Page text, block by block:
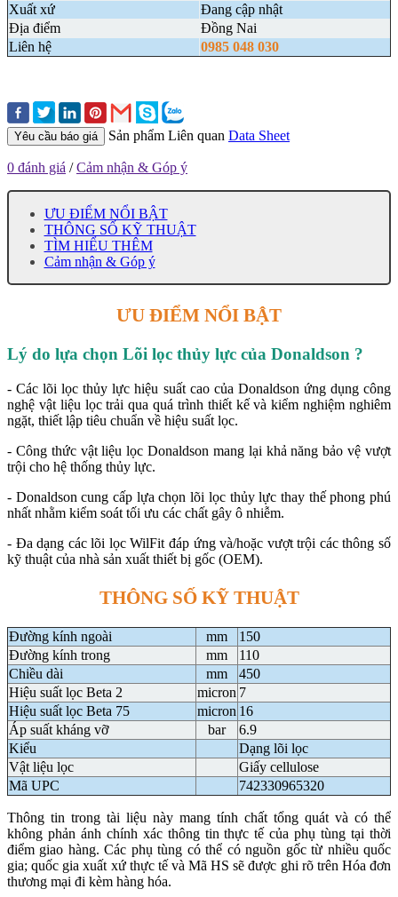
Xuất xứ
Đang cập nhật
Địa điểm
Đồng Nai
Liên hệ
0985 048 030
Yêu cầu báo giá Sản phẩm Liên quan Data Sheet
0 đánh giá /Cảm nhận & Góp ý
ƯU ĐIỂM NỔI BẬT
THÔNG SỐ KỸ THUẬT
TÌM HIỂU THÊM
Cảm nhận & Góp ý
ƯU ĐIỂM NỔI BẬT
Lý do lựa chọn Lõi lọc thủy lực của Donaldson ?
- Các lõi lọc thủy lực hiệu suất cao của Donaldson ứng dụng công
nghệ vật liệu lọc trải qua quá trình thiết kế và kiểm nghiệm nghiêm
ngặt, thiết lập tiêu chuẩn về hiệu suất lọc.
- Công thức vật liệu lọc Donaldson mang lại khả năng bảo vệ vượt
trội cho hệ thống thủy lực.
- Donaldson cung cấp lựa chọn lõi lọc thủy lực thay thế phong phú
nhất nhằm kiểm soát tối ưu các chất gây ô nhiễm.
- Đa dạng các lõi lọc WilFit đáp ứng và/hoặc vượt trội các thông số
kỹ thuật của nhà sản xuất thiết bị gốc (OEM).
THÔNG SỐ KỸ THUẬT
Đường kính ngoài mm
150
Đường kính trong
mm
110
Chiều dài
mm
450
Hiệu suất lọc Beta 2
micron 7
Hiệu suất lọc Beta 75
micron 16
Áp suất kháng vỡ
bar
6.9
Kiểu
Dạng lõi lọc
Vật liệu lọc
Giấy cellulose
Mã UPC
742330965320
Thông tin trong tài liệu này mang tính chất tổng quát và có thể
không phản ánh chính xác thông tin thực tế của phụ tùng tại thời
điểm giao hàng. Các phụ tùng có thể có nguồn gốc từ nhiều quốc
gia; quốc gia xuất xứ thực tế và Mã HS sẽ được ghi rõ trên Hóa đơn
thương mại đi kèm hàng hóa.